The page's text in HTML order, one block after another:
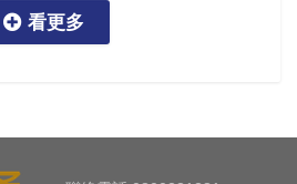
看更多看更多